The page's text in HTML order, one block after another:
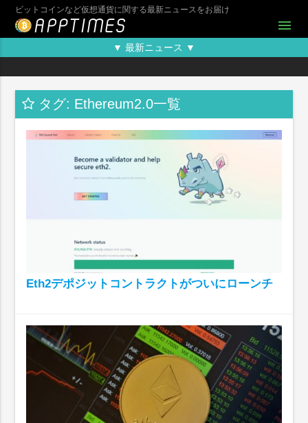
ビットコインなど仮想通貨に関する最新ニュースをお届け
menu
▼ 最新ニュース ▼
タグ: Ethereum2.0一覧
Eth2デポジットコントラクトがついにローンチ